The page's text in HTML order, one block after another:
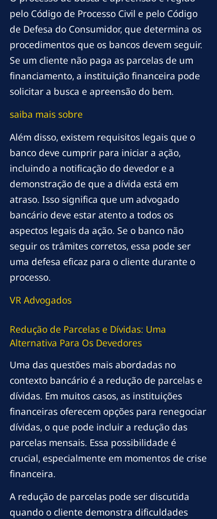
pelo Código de Processo Civil e pelo Código
de Defesa do Consumidor, que determina os
procedimentos que os bancos devem seguir.
Se um cliente não paga as parcelas de um
financiamento, a instituição financeira pode
solicitar a busca e apreensão do bem.
saiba mais sobre
Além disso, existem requisitos legais que o
banco deve cumprir para iniciar a ação,
incluindo a notificação do devedor e a
demonstração de que a dívida está em
atraso. Isso significa que um advogado
bancário deve estar atento a todos os
aspectos legais da ação. Se o banco não
seguir os trâmites corretos, essa pode ser
uma defesa eficaz para o cliente durante o
processo.
VR Advogados
Redução de Parcelas e Dívidas: Uma
Alternativa Para Os Devedores
Uma das questões mais abordadas no
contexto bancário é a redução de parcelas e
dívidas. Em muitos casos, as instituições
financeiras oferecem opções para renegociar
dívidas, o que pode incluir a redução das
parcelas mensais. Essa possibilidade é
crucial, especialmente em momentos de crise
financeira.
A redução de parcelas pode ser discutida
quando o cliente demonstra dificuldades